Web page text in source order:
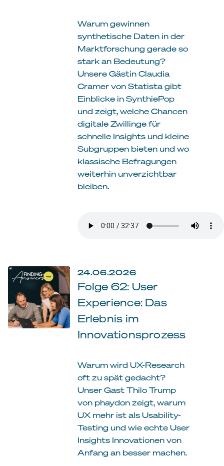
Warum gewinnen
synthetische Daten in der
Marktforschung gerade so
stark an Bedeutung?
Unsere Gästin Claudia
Cramer von Statista gibt
Einblicke in SynthiePop
und zeigt, welche Chancen
digitale Zwillinge für
schnelle Insights und kleine
Subgruppen bieten und wo
klassische Befragungen
weiterhin unverzichtbar
bleiben.
24.06.2026
Folge 62: User
Experience: Das
Erlebnis im
Innovationsprozess
Warum wird UX-Research
oft zu spät gedacht?
Unser Gast Thilo Trump
von phaydon zeigt, warum
UX mehr ist als Usability-
Testing und wie echte User
Insights Innovationen von
Anfang an besser machen.